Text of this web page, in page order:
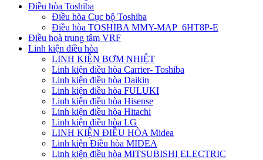
Điều hòa Toshiba
Điều hòa Cục bộ Toshiba
Điều hòa TOSHIBA MMY-MAP_6HT8P-E
Điều hoà trung tâm VRF
Linh kiện điều hòa
LINH KIỆN BƠM NHIỆT
Linh kiện điều hòa Carrier- Toshiba
Linh kiện điều hòa Daikin
Linh kiện điều hòa FULUKI
Linh kiện điều hòa Hisense
Linh kiện điều hòa Hitachi
Linh kiện điều hòa LG
LINH KIỆN ĐIỀU HÒA Midea
Linh kiện Điều hòa MIDEA
Linh kiện điều hòa MITSUBISHI ELECTRIC